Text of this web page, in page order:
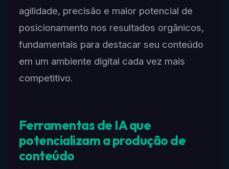
agilidade, precisão e maior potencial de
posicionamento nos resultados orgânicos,
fundamentais para destacar seu conteúdo
em um ambiente digital cada vez mais
competitivo.
Ferramentas de IA que
potencializam a produção de
conteúdo